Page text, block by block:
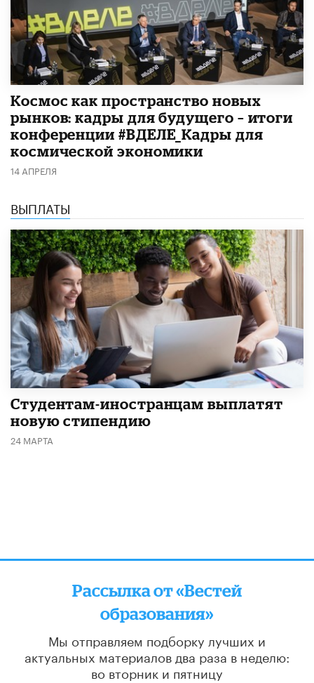
Космос как пространство новых
рынков: кадры для будущего – итоги
конференции #ВДЕЛЕ_Кадры для
космической экономики
14 АПРЕЛЯ
ВЫПЛАТЫ
Студентам-иностранцам выплатят
новую стипендию
24 МАРТА
Рассылка от «Вестей
образования»
Мы отправляем подборку лучших и
актуальных материалов два раза в неделю:
во вторник и пятницу